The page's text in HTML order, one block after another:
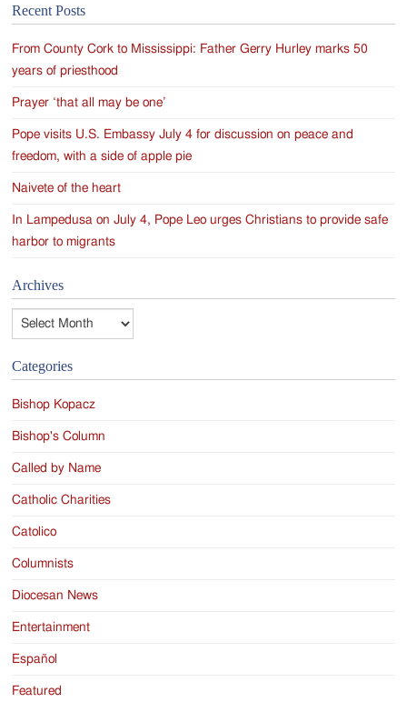
Recent Posts
From County Cork to Mississippi: Father Gerry Hurley marks 50
years of priesthood
Prayer ‘that all may be one’
Pope visits U.S. Embassy July 4 for discussion on peace and
freedom, with a side of apple pie
Naivete of the heart
In Lampedusa on July 4, Pope Leo urges Christians to provide safe
harbor to migrants
Archives
Categories
Bishop Kopacz
Bishop's Column
Called by Name
Catholic Charities
Catolico
Columnists
Diocesan News
Entertainment
Español
Featured